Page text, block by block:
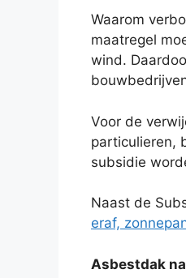
Waarom
maatregel
wind.
Voor de
particulieren,
subsidie
Naast de
eraf,
Asbestdak